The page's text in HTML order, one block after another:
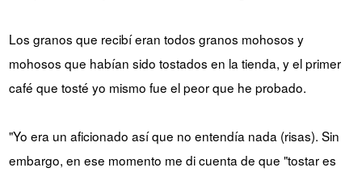
Los granos que recibí eran todos granos mohosos y
mohosos que habían sido tostados en la tienda, y el primer
café que tosté yo mismo fue el peor que he probado.
"Yo era un aficionado así que no entendía nada (risas). Sin
embargo, en ese momento me di cuenta de que "tostar es